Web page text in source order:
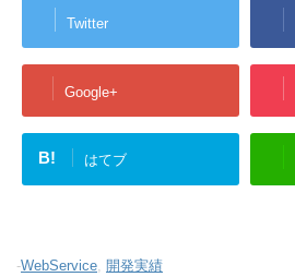
Twitter
Google+
B! はてブ
-WebService, 開発実績